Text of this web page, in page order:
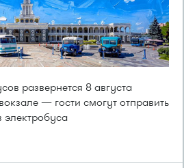
развернется 8 августа
— гости смогут отправить
электробуса